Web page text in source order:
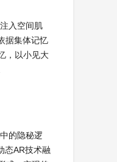
入空间肌
据集体记忆
，以小见大
的隐秘逻
态AR技术融